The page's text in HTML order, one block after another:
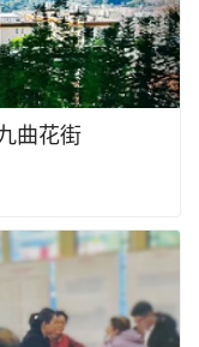
曲花街